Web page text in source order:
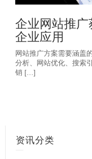
企业网站推
企业应用
网站推广方案需要涵盖
分析、网站优化、搜索
销 […]
资讯分类